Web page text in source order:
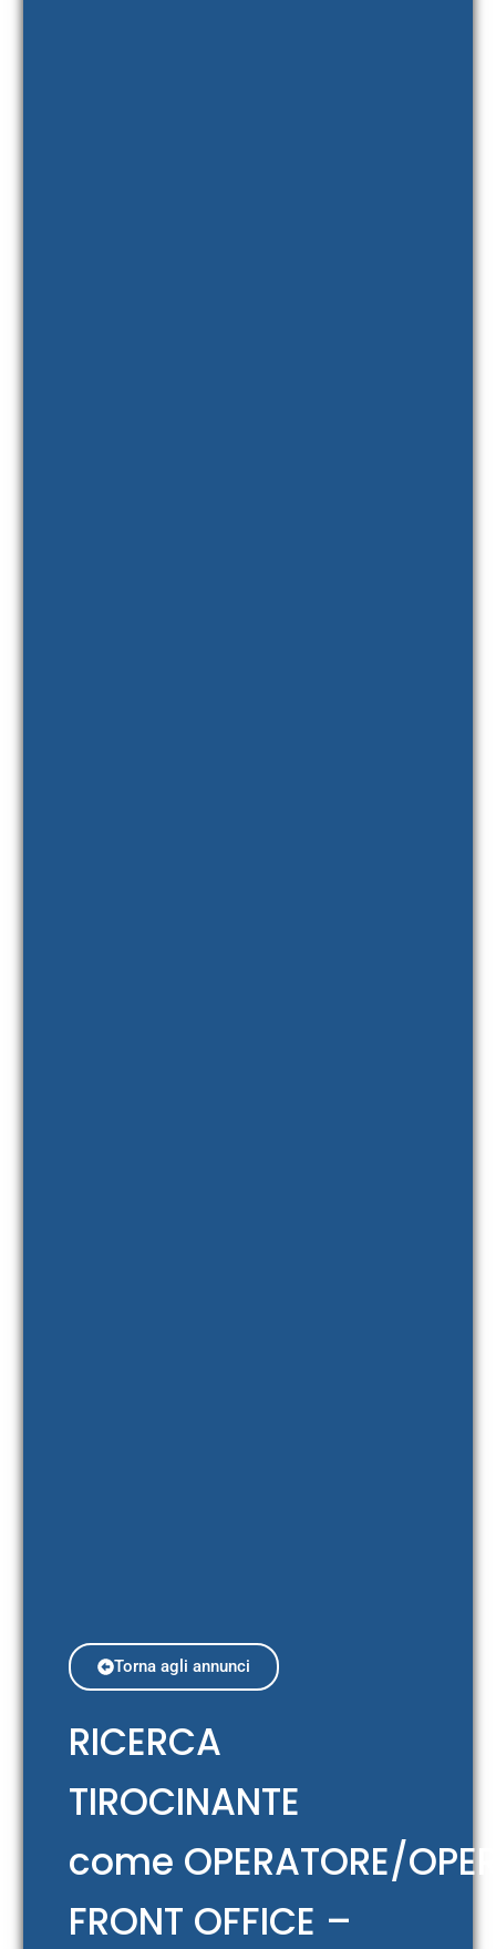
Torna agli annunci
RICERCA
TIROCINANTE
come OPERATORE/
FRONT OFFICE –